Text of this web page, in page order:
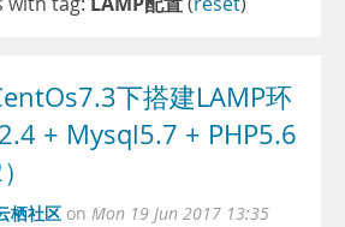
下搭建LAMP环
+ Mysql5.7 + PHP5.6
栖社区 on Mon 19 Jun 2017 13:35